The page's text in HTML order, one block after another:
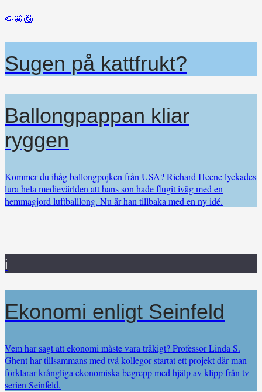
🍉😺🥝
Sugen på kattfrukt?
Ballongpappan kliar
ryggen
Kommer du ihåg ballongpojken från USA? Richard Heene lyckades
lura hela medievärlden att hans son hade flugit iväg med en
hemmagjord luftballlong. Nu är han tillbaka med en ny idé.
i
Ekonomi enligt Seinfeld
Vem har sagt att ekonomi måste vara tråkigt? Professor Linda S.
Ghent har tillsammans med två kollegor startat ett projekt där man
förklarar krångliga ekonomiska begrepp med hjälp av klipp från tv-
serien Seinfeld.